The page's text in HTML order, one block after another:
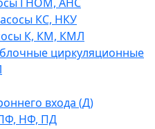
КС, НКУ
К, КМ, КМЛ
циркуляционные
входа (Д)
НФ, ПД